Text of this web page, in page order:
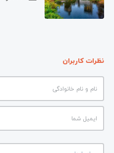
نظرات کاربران